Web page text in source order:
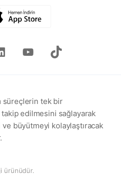
YoutubeTiktok
süreçlerin tek bir
edilmesini sağlayarak
büyütmeyi kolaylaştıracak
ürünüdür.